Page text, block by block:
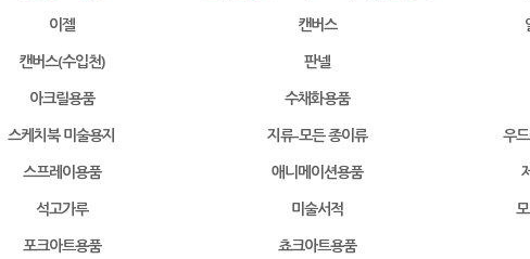
이젤 캔버스
캔버스(수입천)
판넬
아크릴용품
수채화용품
스케치북 미술용지 지류-모든 종이류
우
스프레이용품 애니메이션용품
석고가루 미술서적
포크아트용품
쵸크아트용품